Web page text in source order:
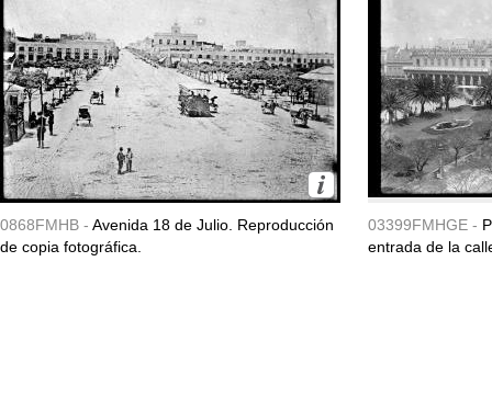
0868FMHB - Avenida 18 de Julio. Reproducción
de copia fotográfica.
03399FMHGE -
entrada de la